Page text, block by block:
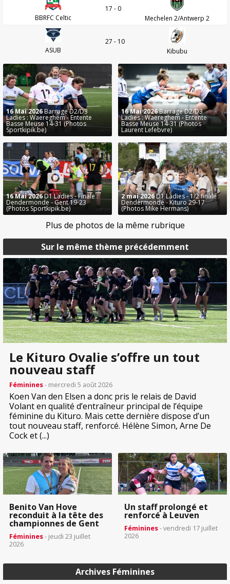
Sur le même thème précédemment
Le Kituro Ovalie s’offre un tout
nouveau staff
Féminines- mercredi 5 août 2026
Koen Van den Elsen a donc pris le relais de David
Volant en qualité d’entraîneur principal de l’équipe
féminine du Kituro. Mais cette dernière dispose d’un
tout nouveau staff, renforcé. Hélène Simon, Arne De
Cock et (...)
Benito Van Hove
reconduit à la tête des
championnes de Gent
Féminines- jeudi 23 juillet
2026
Un staff prolongé et
renforcé à Leuven
Féminines- vendredi 17 juillet
2026
Archives Féminines
BBRFC Celtic
17 - 0
Mechelen 2/Antwerp 2
ASUB
27 - 10
Kibubu
16 Mai 2026 Barrage D2/D3
Ladies : Waereghem - Entente
Basse Meuse 14-31 (Photos
Sportkipik.be)
16 Mai 2026Barrage D2/D3
Ladies : Waereghem - Entente
Basse Meuse 14-31 (Photos
Laurent Lefebvre)
16 Mai 2026D1 Ladies - Finale :
Dendermonde - Gent 19-23
(Photos Sportkipik.be)
2 mai 2026D1 Ladies - 1/2 finale :
Dendermonde - Kituro 29-17
(Photos Mike Hermans)
Plus de photos de la même rubrique